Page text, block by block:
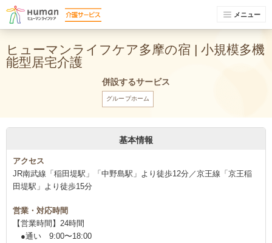
メニュー
ヒューマンライフケア多摩の宿 | 小規模多機
能型居宅介護
併設するサービス
グループホーム
基本情報
アクセス
JR南武線「稲田堤駅」「中野島駅」より徒歩12分／京王線「京王稲
田堤駅」より徒歩15分
営業・対応時間
【営業時間】24時間
●通い 9:00〜18:00